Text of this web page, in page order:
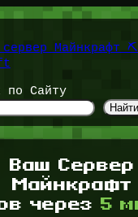
сервер Майнкрафт
по Сайту
Найти
Ваш Сервер
Майнкрафт
через 5